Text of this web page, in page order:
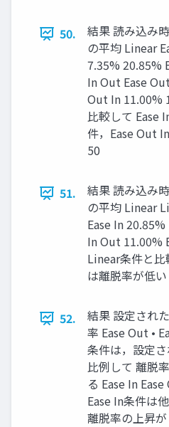
50.
結果 読み込み
の平均 Linear
7.35% 20.85%
In Out Ease
Out In 11.00%
比較して Ease
件，Ease Out
50
51.
結果 読み込み
の平均 Linear
Ease In
In Out 11.00%
Linear条件と
は離脱率が低い
52.
結果 設定され
率 Ease Out •
条件は，設定
比例して 離脱
る Ease In
Ease In条件は
離脱率の上昇